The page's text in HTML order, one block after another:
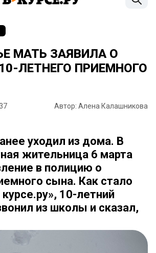
МАТЬ ЗАЯВИЛА О
ЛЕТНЕГО ПРИЕМНОГО
Автор: Алена Калашникова
уходил из дома. В
жительница 6 марта
в полицию о
сына. Как стало
10-летний
из школы и сказал,